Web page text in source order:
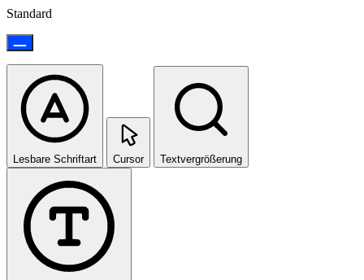
Standard
Lesbare Schriftart Cursor Textvergrößerung